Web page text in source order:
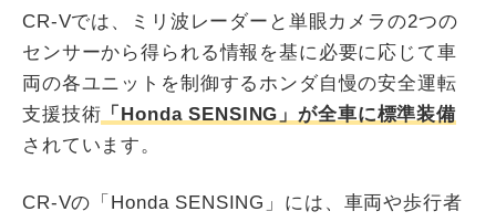
CR-Vでは、ミリ波レーダーと単眼カメラの2つの
センサーから得られる情報を基に必要に応じて車
両の各ユニットを制御するホンダ自慢の安全運転
支援技術 「Honda SENSING」が全車に標準装備
されています。
CR-Vの「Honda SENSING」には、車両や歩行者